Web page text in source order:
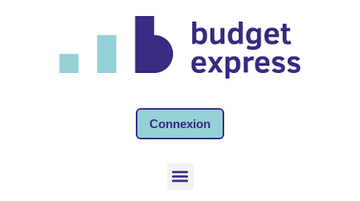
Connexion